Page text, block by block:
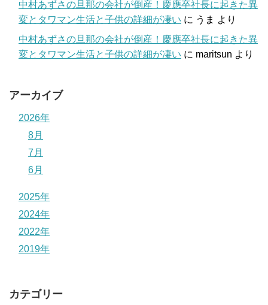
中村あずさの旦那の会社が倒産！慶應卒社長に起きた異
変とタワマン生活と子供の詳細が凄い に うま より
中村あずさの旦那の会社が倒産！慶應卒社長に起きた異
変とタワマン生活と子供の詳細が凄い に maritsun より
アーカイブ
2026年
8月
7月
6月
2025年
2024年
2022年
2019年
カテゴリー